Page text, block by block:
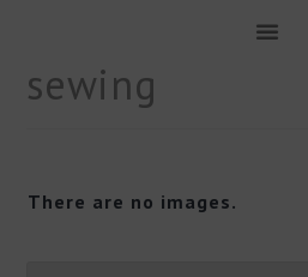
sewing
There are no images.